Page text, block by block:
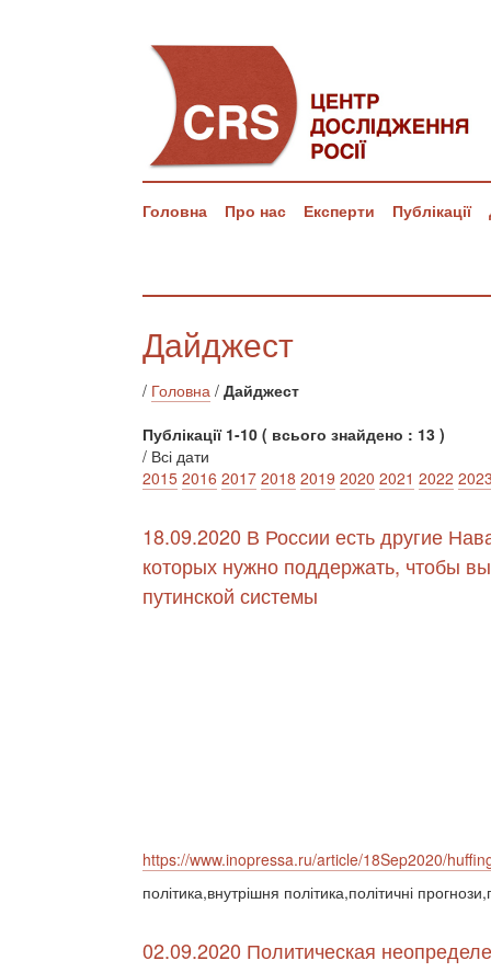
Головна Про нас Експерти Публікації
Дайджест
/ Головна / Дайджест
Публікації 1-10 ( всього знайдено : 13 )
/ Всі дати
2015 2016 2017 2018 2019 2020 2021 2022
18.09.2020 В России есть другие
которых нужно поддержать, чтобы
путинской системы
https://www.inopressa.ru/article/18Sep2020/
політика,внутрішня політика,політичні
02.09.2020 Политическая